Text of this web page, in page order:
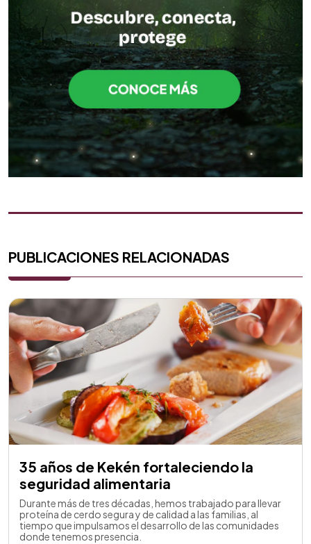
PUBLICACIONES RELACIONADAS
35 años de Kekén fortaleciendo la
seguridad alimentaria
Durante más de tres décadas, hemos trabajado para llevar
proteína de cerdo segura y de calidad a las familias, al
tiempo que impulsamos el desarrollo de las comunidades
donde tenemos presencia.